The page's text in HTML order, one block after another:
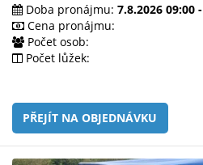
Doba pronájmu: 7.8.2026 09:00
Cena pronájmu:
Počet osob:
Počet lůžek:
PŘEJÍT NA OBJEDNÁVKU
mailem.
objednat
poukaz